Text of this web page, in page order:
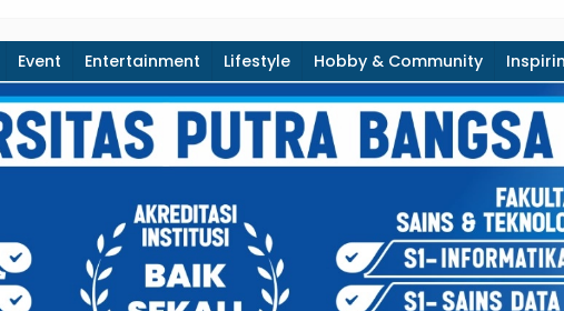
Event Entertainment Lifestyle Hobby & Community